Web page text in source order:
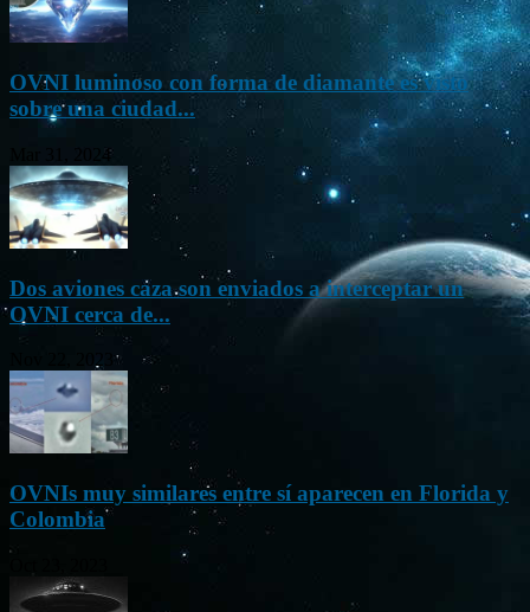
OVNI luminoso con forma de diamante es visto
sobre una ciudad...
Mar 31, 2024
Dos aviones caza son enviados a interceptar un
OVNI cerca de...
OVNIs muy similares entre sí aparecen en Florida y
Colombia